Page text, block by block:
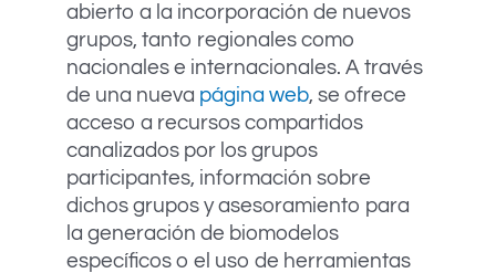
abierto a la incorporación de nuevos
grupos, tanto regionales como
nacionales e internacionales. A través
de una nueva página web, se ofrece
acceso a recursos compartidos
canalizados por los grupos
participantes, información sobre
dichos grupos y asesoramiento para
la generación de biomodelos
específicos o el uso de herramientas